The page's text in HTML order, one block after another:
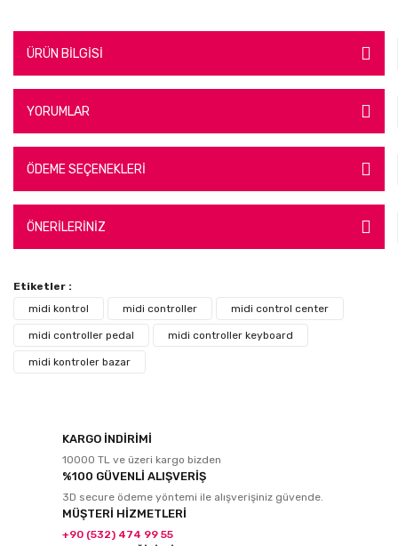
ÜRÜN BİLGİSİ
YORUMLAR
ÖDEME SEÇENEKLERİ
ÖNERİLERİNİZ
Etiketler :
midi kontrol
midi controller midi control center
midi controller pedal midi controller keyboard
midi kontroler bazar
KARGO İNDİRİMİ
10000 TL ve üzeri kargo bizden
%100 GÜVENLİ ALIŞVERİŞ
3D secure ödeme yöntemi ile alışverişiniz güvende.
MÜŞTERİ HİZMETLERİ
+90 (532) 474 99 55